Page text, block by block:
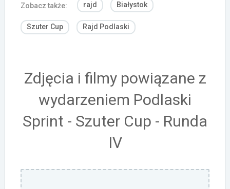
Zobacz także: rajd Białystok
Szuter Cup Rajd Podlaski
Zdjęcia i filmy powiązane z
wydarzeniem Podlaski
Sprint - Szuter Cup - Runda
IV